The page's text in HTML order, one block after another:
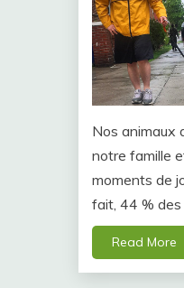
Nos animaux
notre famille
moments de
fait, 44 % des
Read More